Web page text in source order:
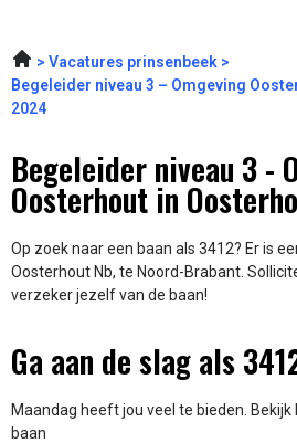
Vacatures prinsenbeek
Begeleider niveau 3 – Omgeving
2024
Begeleider niveau 3 -
Oosterhout in
Op zoek naar een baan als 3412? Er is
Oosterhout Nb, te Noord-Brabant.
verzeker jezelf van de baan!
Ga aan de slag als
Maandag heeft jou veel te bieden.
baan